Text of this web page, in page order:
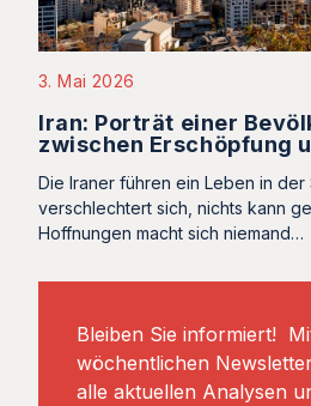
3. Mai 2026
Iran: Porträt einer
zwischen Erschöpfung
Die Iraner führen ein Leben in der
verschlechtert sich, nichts kann
Hoffnungen macht sich niemand…
Bleiben Sie informiert!
wöchentlichen
alle aktuellen Analysen